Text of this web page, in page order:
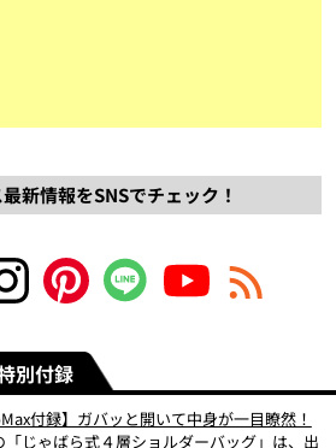
新情報をSNSでチェック！
別付録
付録】ガバッと開いて中身が一目瞭然！
「じゃばら式４層ショルダーバッグ」は、出